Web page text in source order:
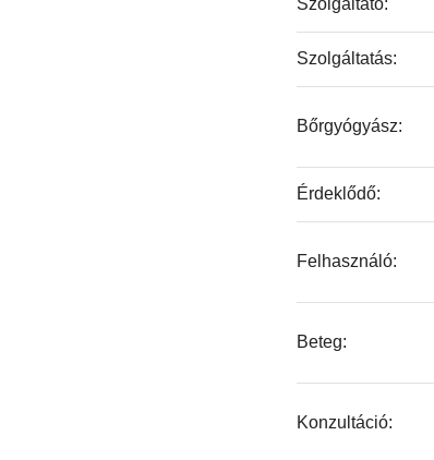
Szolgáltató:
Szolgáltatás:
Bőrgyógyász:
Érdeklődő:
Felhasználó:
Beteg:
Konzultáció: